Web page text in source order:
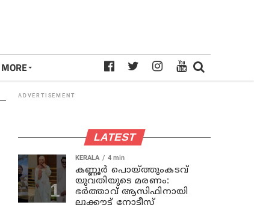
MORE
ADVERTISEMENT
LATEST
KERALA 4 min
കണ്ണൂര്‍ പൊയ്ത്തുംകടവ്
യുവതിയുടെ മരണം:
ഭർത്താവ് ആസിഫിനായി